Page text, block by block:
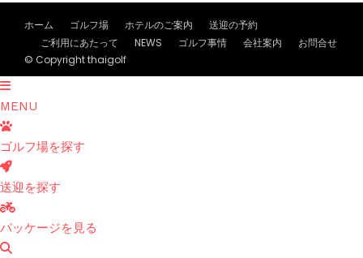
ホーム ゴルフ場 ホテルのご案内
送迎の予約
ご利用にあたって
NEWS ゴルフ事情 会社案内
お問合せ
© Copyright thaigolf
MENU
ゴルフ場を探す
送迎を探す
パッケージを見る